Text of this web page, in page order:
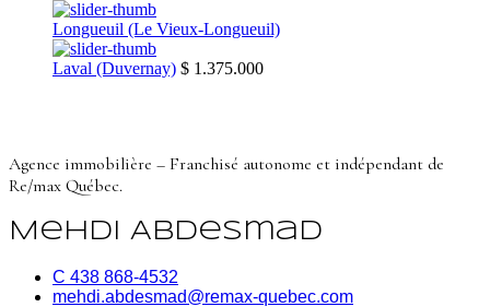
Longueuil (Le Vieux-Longueuil)
Laval (Duvernay) $ 1.375.000
Agence immobilière – Franchisé autonome et indépendant de
Re/max Québec.
Mehdi Abdesmad
C 438 868-4532
mehdi.abdesmad@remax-quebec.com